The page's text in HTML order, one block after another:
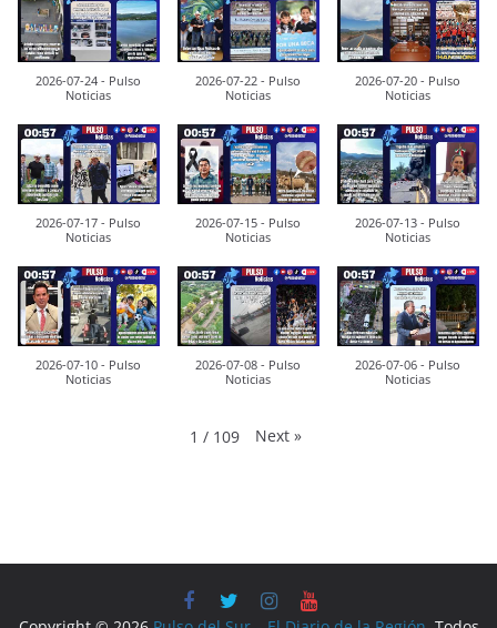
2026-07-24 - Pulso
Noticias
2026-07-22 - Pulso
Noticias
2026-07-20 - Pulso
Noticias
2026-07-17 - Pulso
Noticias
2026-07-15 - Pulso
Noticias
2026-07-13 - Pulso
Noticias
2026-07-10 - Pulso
Noticias
2026-07-08 - Pulso
Noticias
2026-07-06 - Pulso
Noticias
1 / 109 Next »